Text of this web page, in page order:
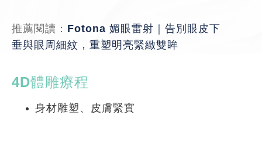
推薦閱讀： Fotona 媚眼雷射｜告別眼皮下
垂與眼周細紋，重塑明亮緊緻雙眸
4D體雕療程
身材雕塑、皮膚緊實